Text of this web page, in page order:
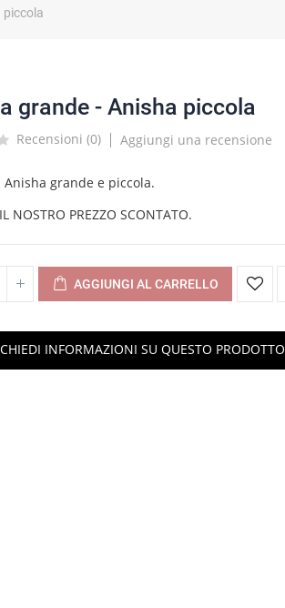
piccola
grande - Anisha piccola
Recensioni (0) Aggiungi una recensione
Anisha grande e piccola.
NOSTRO PREZZO SCONTATO.
AGGIUNGI AL CARRELLO
INFORMAZIONI SU QUESTO PRODOTTO